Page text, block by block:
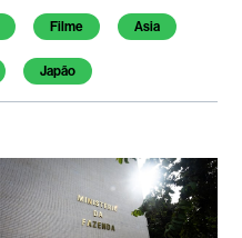
Filme Asia
Japão